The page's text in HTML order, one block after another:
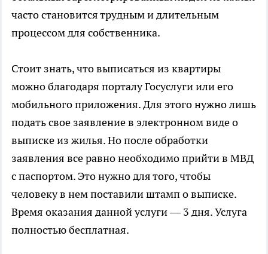
часто становится трудным и длительным
процессом для собственника.
Стоит знать, что выписаться из квартиры
можно благодаря порталу Госуслуги или его
мобильного приложения. Для этого нужно лишь
подать свое заявление в электронном виде о
выписке из жилья. Но после обработки
заявления все равно необходимо прийти в МВД
с паспортом. Это нужно для того, чтобы
человеку в нем поставили штамп о выписке.
Время оказания данной услуги — 3 дня. Услуга
полностью бесплатная.